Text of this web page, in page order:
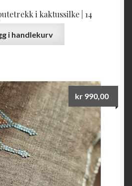
i kaktussilke | 14
i handlekurv
kr 990,00